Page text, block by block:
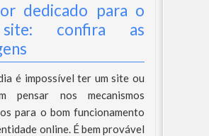
dedicado para o
confira as
é impossível ter um site ou
pensar nos mecanismos
para o bom funcionamento
online. É bem provável